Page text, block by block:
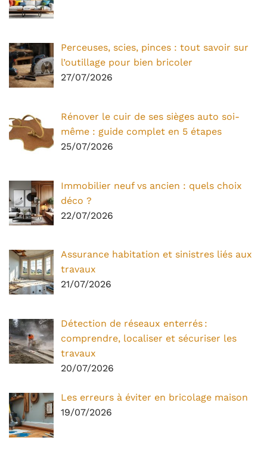
Perceuses, scies, pinces : tout savoir sur
l’outillage pour bien bricoler
27/07/2026
Rénover le cuir de ses sièges auto soi-
même : guide complet en 5 étapes
25/07/2026
Immobilier neuf vs ancien : quels choix
déco ?
22/07/2026
Assurance habitation et sinistres liés aux
travaux
21/07/2026
Détection de réseaux enterrés :
comprendre, localiser et sécuriser les
travaux
20/07/2026
Les erreurs à éviter en bricolage maison
19/07/2026